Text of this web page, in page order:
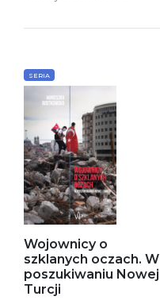
SERIA
Wojownicy o
szklanych oczach. W
poszukiwaniu Nowej
Turcji